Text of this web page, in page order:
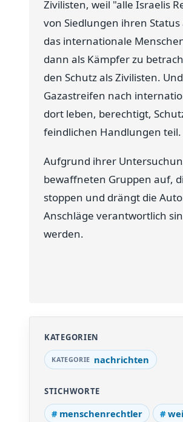
Zivilisten, weil "alle Israelis
von Siedlungen ihren
das internationale
dann als Kämpfer zu
den Schutz als Zivilisten.
Gazastreifen nach
dort leben, berechtigt,
feindlichen Handlungen teil.
Aufgrund ihrer
bewaffneten Gruppen auf,
stoppen und drängt die
Anschläge verantwortlich
werden.
KATEGORIEN
nachrichten
STICHWORTE
menschenrechtler